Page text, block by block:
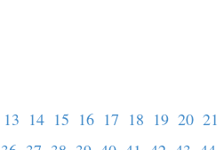
13 14 15 16 17 18 19 20 21